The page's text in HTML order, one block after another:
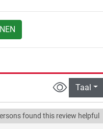
Taal
found this review helpful